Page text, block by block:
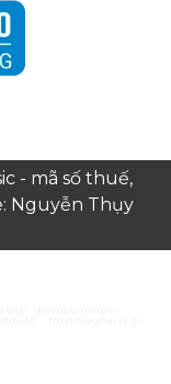
- mã số thuế,
Nguyễn Thụy